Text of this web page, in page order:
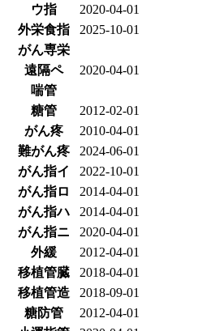
ウ指
2020-04-01
外栄食指
2025-10-01
がん専栄
遠隔ペ
2020-04-01
喘管
糖管
2012-02-01
がん疼
2010-04-01
難がん疼
2024-06-01
がん指イ
2022-10-01
がん指ロ
2014-04-01
がん指ハ
2014-04-01
がん指ニ
2020-04-01
外緩
2012-04-01
移植管臓
2018-04-01
移植管造
2018-09-01
糖防管
2012-04-01